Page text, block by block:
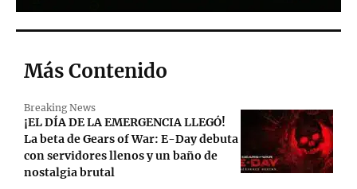
Más Contenido
Breaking News
¡EL DÍA DE LA EMERGENCIA LLEGÓ!
La beta de Gears of War: E-Day debuta
con servidores llenos y un baño de
nostalgia brutal